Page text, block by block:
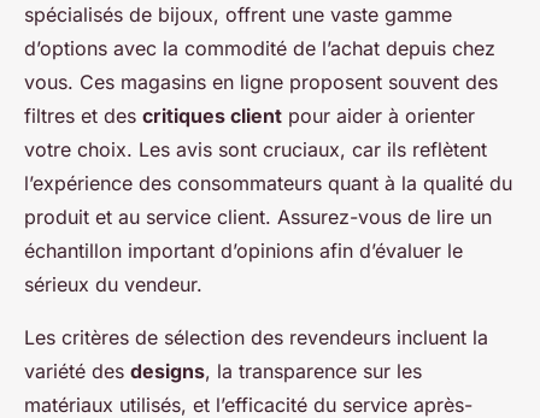
spécialisés de bijoux, offrent une vaste gamme
d’options avec la commodité de l’achat depuis chez
vous. Ces magasins en ligne proposent souvent des
filtres et des critiques client pour aider à orienter
votre choix. Les avis sont cruciaux, car ils reflètent
l’expérience des consommateurs quant à la qualité du
produit et au service client. Assurez-vous de lire un
échantillon important d’opinions afin d’évaluer le
sérieux du vendeur.
Les critères de sélection des revendeurs incluent la
variété des designs, la transparence sur les
matériaux utilisés, et l’efficacité du service après-